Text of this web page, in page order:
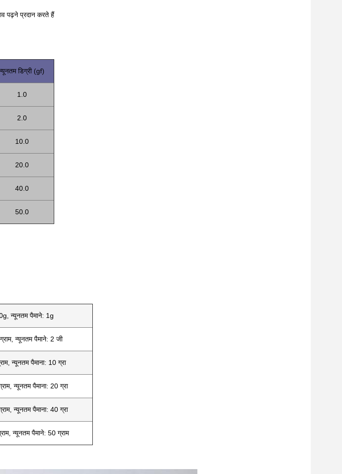
पढ़ने प्रदान करते हैं
डिग्री (gf)
1.0
2.0
10.0
20.0
40.0
50.0
न्यूनतम पैमाने: 1g
न्यूनतम पैमाने: 2 जी
न्यूनतम पैमाना: 10 ग्रा
न्यूनतम पैमाना: 20 ग्रा
न्यूनतम पैमाना: 40 ग्रा
न्यूनतम पैमाने: 50 ग्राम